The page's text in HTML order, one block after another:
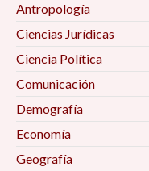
Antropología
Ciencias Jurídicas
Ciencia Política
Comunicación
Demografía
Economía
Geografía